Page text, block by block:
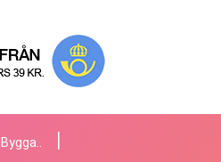
Bygga..